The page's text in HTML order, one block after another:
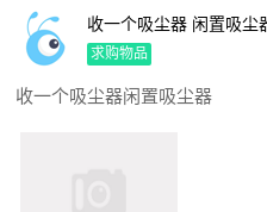
收一个吸尘器 闲置吸尘
求购物品
收一个吸尘器闲置吸尘器